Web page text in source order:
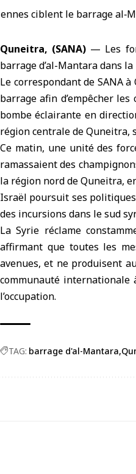
Quneitra, (SANA) — Les
barrage d’al-Mantaradans
Le correspondant de SANA
barrage afin d’empêcher
bombe éclairante en
région centrale de Quneitra,
Ce matin, une unité des
ramassaient des
la région nord de Quneitra,
Israël poursuit ses politiques
des incursions dans le sud
La Syrie réclame
affirmant que toutes les
avenues, et ne produisent
communauté
l’occupation.
TAG: barrage d'al-Mantara